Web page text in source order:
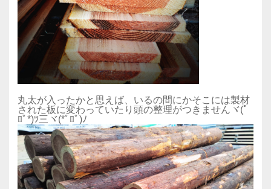
丸太が入ったかと思えば、いるの間にかそこには製材
された板に変わっていたり頭の整理がつきませんヾ(ﾟ
ﾛﾟ*)ﾂ三ヾ(*ﾟﾛﾟ)ﾉ